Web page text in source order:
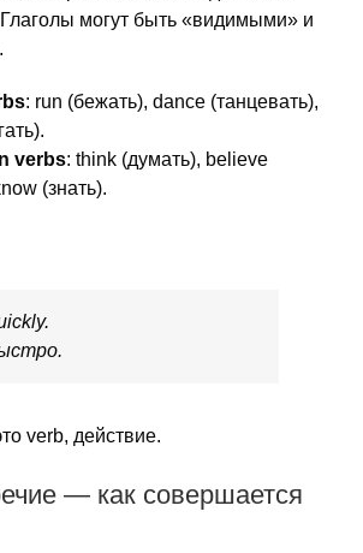
могут быть «видимыми» и
: run (бежать), dance (танцевать),
verbs: think (думать), believe
(знать).
verb, действие.
— как совершается